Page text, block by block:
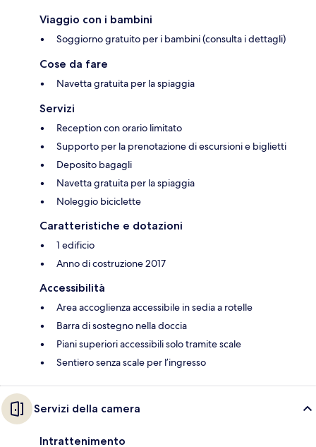
Viaggio con i bambini
Soggiorno gratuito per i bambini (consulta i dettagli)
Cose da fare
Navetta gratuita per la spiaggia
Servizi
Reception con orario limitato
Supporto per la prenotazione di escursioni e biglietti
Deposito bagagli
Navetta gratuita per la spiaggia
Noleggio biciclette
Caratteristiche e dotazioni
1 edificio
Anno di costruzione 2017
Accessibilità
Area accoglienza accessibile in sedia a rotelle
Barra di sostegno nella doccia
Piani superiori accessibili solo tramite scale
Sentiero senza scale per l’ingresso
Servizi della camera
Intrattenimento